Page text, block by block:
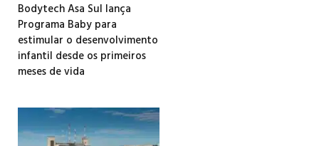
Bodytech Asa Sul lança
Programa Baby para
estimular o desenvolvimento
infantil desde os primeiros
meses de vida